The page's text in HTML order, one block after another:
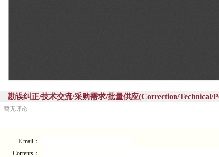
勘误纠正/技术交流/采购需求/批量供应(Correction/Technical/
暂无评论
E-mail：
Contents：